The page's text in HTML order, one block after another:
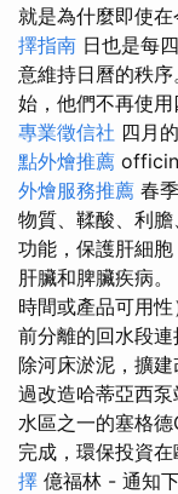
就是為什麼即使
擇指南 日也是每
意維持日曆的秩序
始，他們不再使
專業徵信社 四月
點外燴推薦
外燴服務推薦 春
物質、鞣酸、利
功能，保護肝細胞
肝臟和脾臟疾病
時間或產品可用
前分離的回水段
除河床淤泥，擴
過改造哈蒂亞西
水區之一的塞格
完成，環保投資
擇 億福林 - 通知